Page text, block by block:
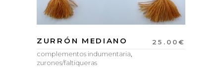
ZURRÓN MEDIANO 25.00€
complementos indumentaria,
zurones/faltiqueras